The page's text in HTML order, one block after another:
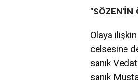
"SÖZEN'İN
Olaya
celsesine
sanık
sanık